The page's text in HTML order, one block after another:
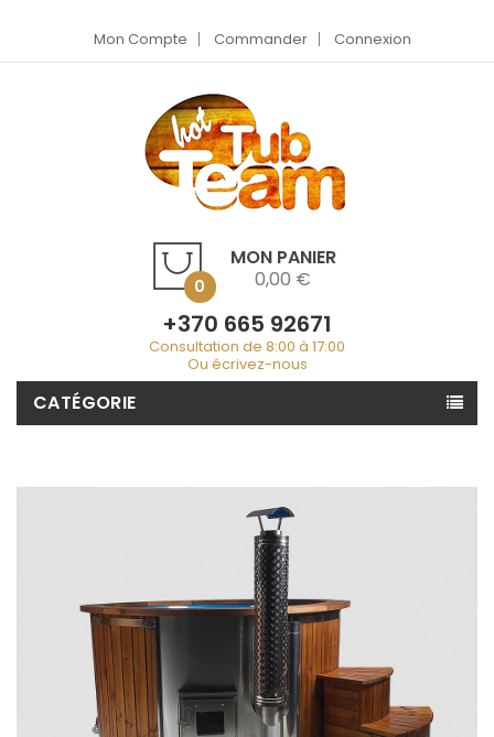
Mon Compte Commander Connexion
MON PANIER
0 0,00 €
+370 665 92671
Consultation de 8:00 à 17:00
Ou écrivez-nous
CATÉGORIE